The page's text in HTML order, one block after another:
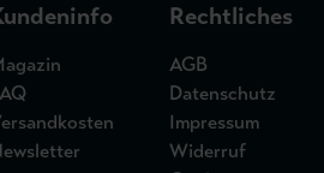
Rechtliches
AGB
Datenschutz
Impressum
Widerruf